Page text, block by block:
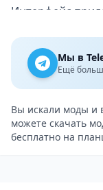
Интерфейс
любого
бесплатно, но
позволяющие
функции и
Среди
чат-бот может
Мы в
Ещё
Вы искали моды и
можете скачать
бесплатно на